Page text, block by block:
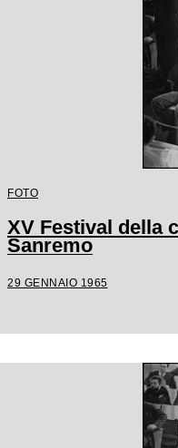
FOTO
XV Festival della
Sanremo
29 GENNAIO 1965